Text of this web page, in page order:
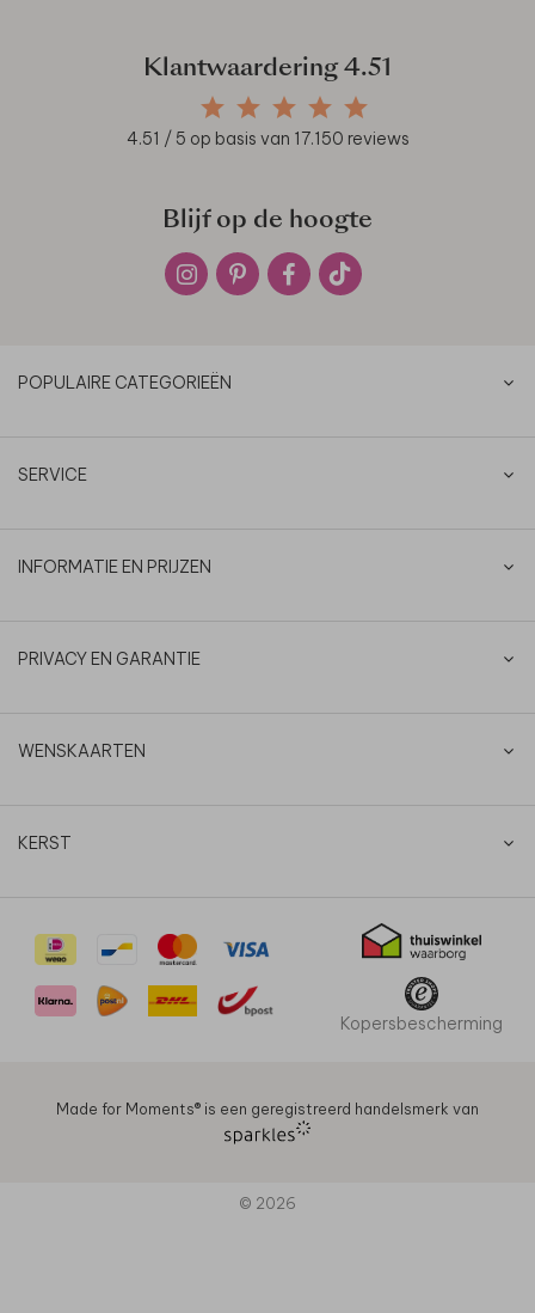
Klantwaardering 4.51
4.51 / 5 op basis van 17.150 reviews
Blijf op de hoogte
POPULAIRE CATEGORIEËN
SERVICE
INFORMATIE EN PRIJZEN
PRIVACY EN GARANTIE
WENSKAARTEN
KERST
Kopersbescherming
Made for Moments®️ is een geregistreerd handelsmerk van
© 2026